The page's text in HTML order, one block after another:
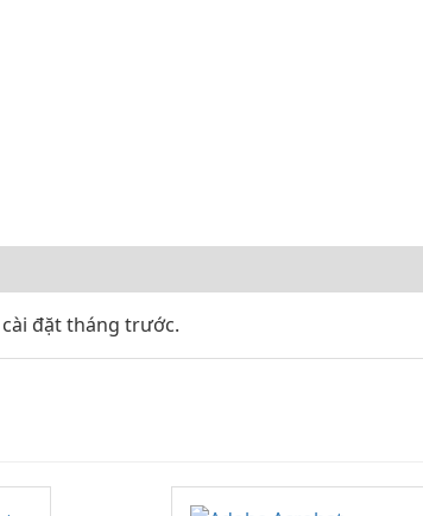
đặt tháng trước.